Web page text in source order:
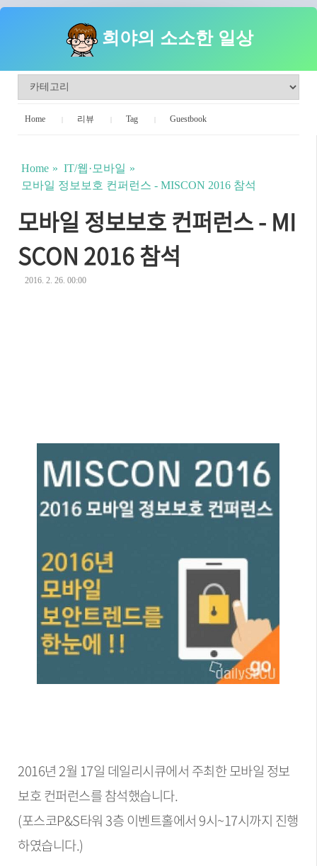
희야의 소소한 일상
Home 리뷰 Tag Guestbook
Home
IT/웹·모바일
모바일 정보보호 컨퍼런스 - MISCON 2016 참석
모바일 정보보호 컨퍼런스 - MI
SCON 2016 참석
2016. 2. 26. 00:00
2016년 2월 17일 데일리시큐에서 주최한 모바일 정보
보호 컨퍼런스를 참석했습니다.
(포스코P&S타워 3층 이벤트홀에서 9시~17시까지 진행
하였습니다.)